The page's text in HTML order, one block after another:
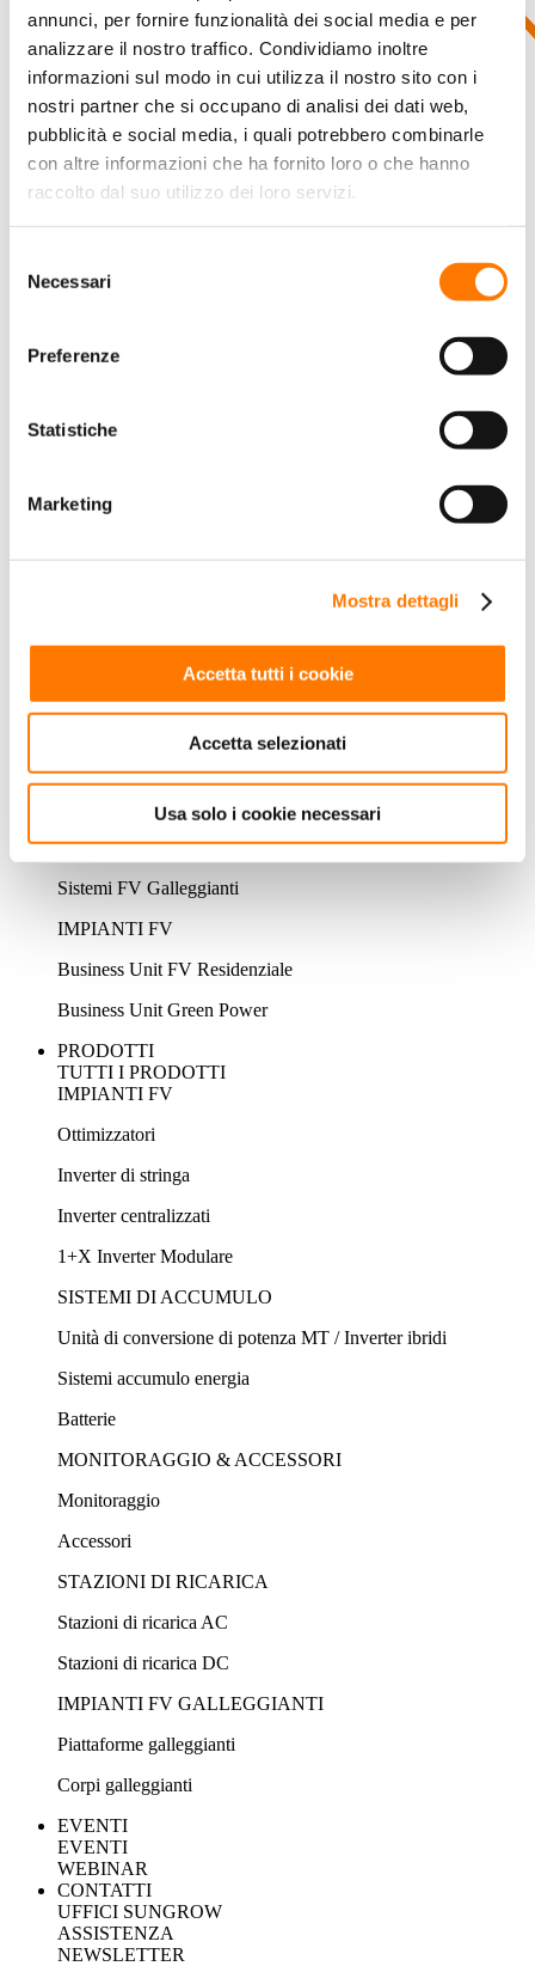
annunci, per fornire funzionalità dei social media e per
analizzare il nostro traffico. Condividiamo inoltre
informazioni sul modo in cui utilizza il nostro sito con i
nostri partner che si occupano di analisi dei dati web,
pubblicità e social media, i quali potrebbero combinarle
con altre informazioni che ha fornito loro o che hanno
raccolto dal suo utilizzo dei loro servizi.
delNecessari
Preferenze
Statistiche
Marketing
Mostra dettagli
Accetta tutti i cookie
Accetta selezionati
Usa solo i cookie necessari
HOME
SISTEMI FV
Sistemi Commerciali
Sistema di accumulo residenziale
Sistema di accumulo utility
Ricarica a destinazione
Ricarica rapida pubblica
IMPIANTI FV GALLEGGIANTI
Sistemi FV Galleggianti
IMPIANTI FV
Business Unit FV Residenziale
Business Unit Green Power
PRODOTTI
TUTTI I PRODOTTI
IMPIANTI FV
Ottimizzatori
Inverter di stringa
Inverter centralizzati
1+X Inverter Modulare
SISTEMI DI ACCUMULO
Unità di conversione di potenza MT / Inverter ibridi
Sistemi accumulo energia
Batterie
MONITORAGGIO & ACCESSORI
Monitoraggio
Accessori
STAZIONI DI RICARICA
Stazioni di ricarica AC
Stazioni di ricarica DC
IMPIANTI FV GALLEGGIANTI
Piattaforme galleggianti
Corpi galleggianti
EVENTI
EVENTI
WEBINAR
CONTATTI
UFFICI SUNGROW
ASSISTENZA
NEWSLETTER